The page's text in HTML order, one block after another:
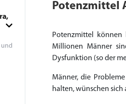
und
Potenzmittel
Potenzmittel
Millionen Männer
Dysfunktion (so der
Männer, die
halten, wünschen